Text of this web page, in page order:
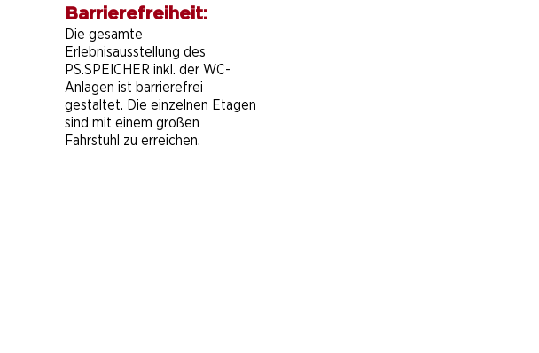
Barrierefreiheit:
Die gesamte
Erlebnisausstellung des
PS.SPEICHER inkl. der WC-
Anlagen ist barrierefrei
gestaltet. Die einzelnen Etagen
sind mit einem großen
Fahrstuhl zu erreichen.